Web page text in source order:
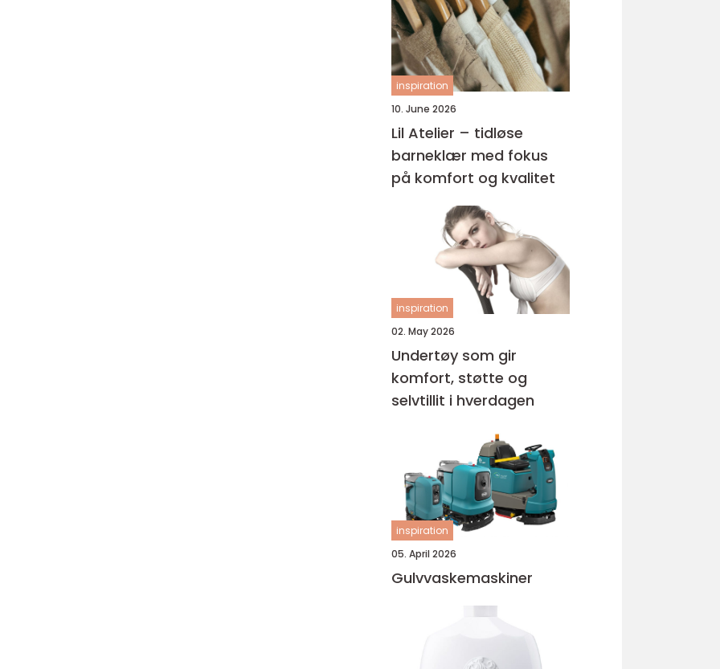
inspiration
10. June 2026
Lil Atelier – tidløse
barneklær med fokus
på komfort og kvalitet
inspiration
02. May 2026
Undertøy som gir
komfort, støtte og
selvtillit i hverdagen
inspiration
05. April 2026
Gulvvaskemaskiner